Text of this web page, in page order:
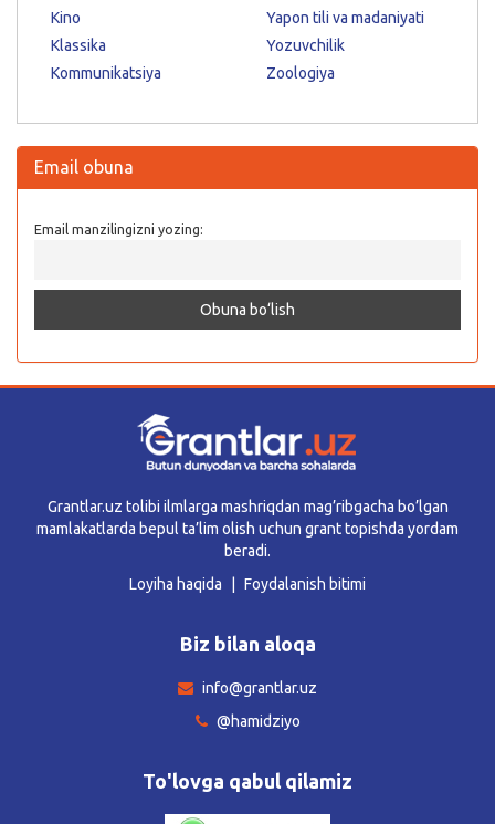
Kino
Klassika
Kommunikatsiya
Yapon tili va madaniyati
Yozuvchilik
Zoologiya
Email obuna
Email manzilingizni yozing:
Grantlar.uz tolibi ilmlarga mashriqdan mag’ribgacha bo’lgan
mamlakatlarda bepul ta’lim olish uchun grant topishda yordam
beradi.
Loyiha haqida
Foydalanish bitimi
Biz bilan aloqa
info@grantlar.uz
@hamidziyo
To'lovga qabul qilamiz